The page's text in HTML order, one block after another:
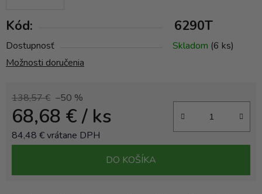
Kód: 6290T
Dostupnosť Skladom (6 ks)
Možnosti doručenia
138,57 € –50 %
68,68 €/ ks
84,48 € vrátane DPH
DO KOŠÍKA